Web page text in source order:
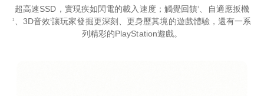
超高速SSD，實現疾如閃電的載入速度；觸覺回饋1 、自適應扳機
1 、3D音效1讓玩家發掘更深刻、更身歷其境的遊戲體驗，還有一系
列精彩的PlayStation遊戲。